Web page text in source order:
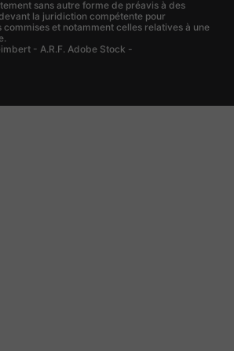
sans autre forme de préavis à des
la juridiction compétente pour
commises et notamment celles relatives à une
- A.R.F. Adobe Stock -